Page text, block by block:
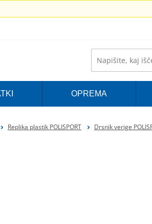
OPREMA
Replika plastik POLISPORT Drsnik verige